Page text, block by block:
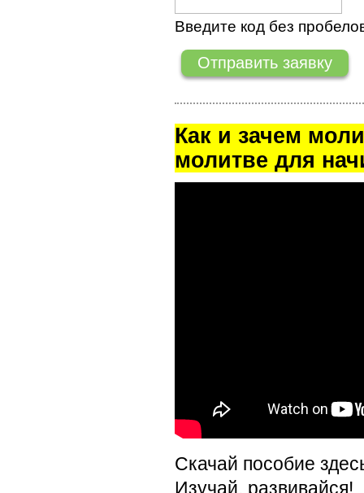
Введите код без
Как и зачем
молитве для
Скачай пособие
Изучай, развивайся!